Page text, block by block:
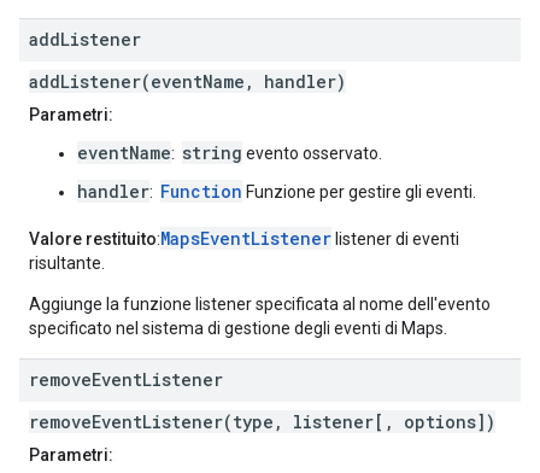
addListener
addListener(eventName, handler)
Parametri:
eventName: string evento osservato.
handler: Function Funzione per gestire gli eventi.
Valore restituito:MapsEventListener listener di eventi
risultante.
Aggiunge la funzione listener specificata al nome dell'evento
specificato nel sistema di gestione degli eventi di Maps.
removeEventListener
removeEventListener(type, listener[, options])
Parametri: